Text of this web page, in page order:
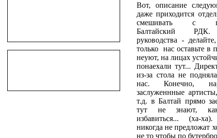
Вот, описание
даже приходится
смешивать с
Балтайский
руководства -
только нас оставьте в
неуют, на лицах
понаехали тут...
из-за стола не
нас. Конечно,
заслуженнные
т.д. в Балтай прямо
тут не знают,
избавиться... (ха-
никогда не предложат
не то чтобы по